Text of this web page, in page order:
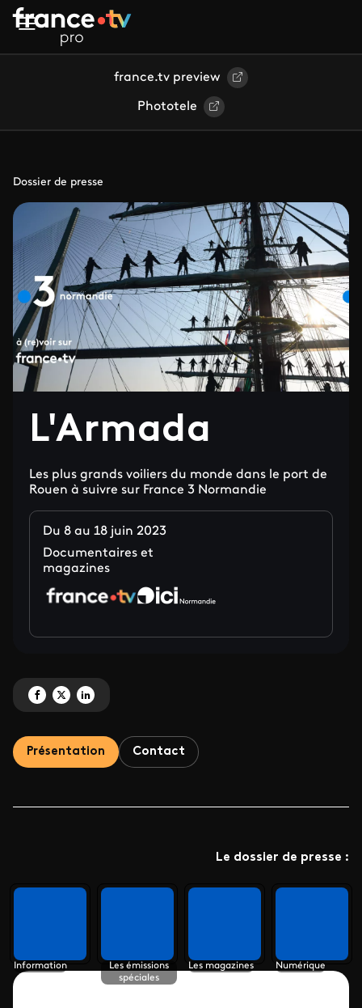
Aller au contenu principal
france.tv preview
Phototele
Dossier de presse
L'Armada
Les plus grands voiliers du monde dans le port de
Rouen à suivre sur France 3 Normandie
Du 8 au 18 juin 2023
Documentaires et
magazines
Partagez 'L'Armada' sur Facebook
Partagez 'L'Armada' sur X
Partagez 'L'Armada' sur LinkedIn
Présentation Contact
Le dossier de presse :
Information
Les émissions
spéciales
Les magazines Numérique